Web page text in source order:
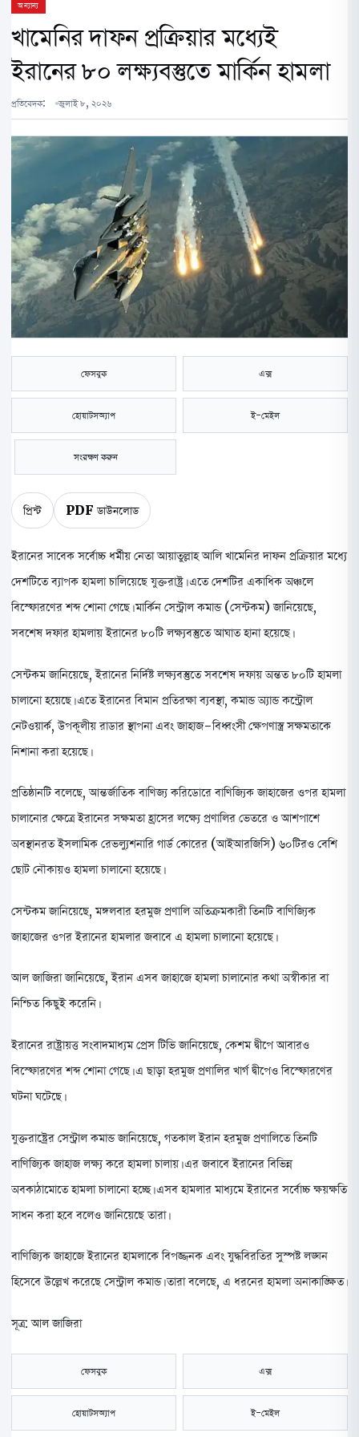
অন্যান্য
খামেনির দাফন প্রক্রিয়ার মধ্যেই
ইরানের ৮০ লক্ষ্যবস্তুতে মার্কিন হামলা
প্রতিবেদক: জুলাই ৮, ২০২৬
ফেসবুক এক্স
হোয়াটসঅ্যাপ ই-মেইল
সংরক্ষণ করুন
প্রিন্ট PDF ডাউনলোড
ইরানের সাবেক সর্বোচ্চ ধর্মীয় নেতা আয়াতুল্লাহ আলি খামেনির দাফন প্রক্রিয়ার মধ্যে
দেশটিতে ব্যাপক হামলা চালিয়েছে যুক্তরাষ্ট্র। এতে দেশটির একাধিক অঞ্চলে
বিস্ফোরণের শব্দ শোনা গেছে। মার্কিন সেন্ট্রাল কমান্ড (সেন্টকম) জানিয়েছে,
সবশেষ দফার হামলায় ইরানের ৮০টি লক্ষ্যবস্তুতে আঘাত হানা হয়েছে।
সেন্টকম জানিয়েছে, ইরানের নির্দিষ্ট লক্ষ্যবস্তুতে সবশেষ দফায় অন্তত ৮০টি হামলা
চালানো হয়েছে। এতে ইরানের বিমান প্রতিরক্ষা ব্যবস্থা, কমান্ড অ্যান্ড কন্ট্রোল
নেটওয়ার্ক, উপকূলীয় রাডার স্থাপনা এবং জাহাজ-বিধ্বংসী ক্ষেপণাস্ত্র সক্ষমতাকে
নিশানা করা হয়েছে।
প্রতিষ্ঠানটি বলেছে, আন্তর্জাতিক বাণিজ্য করিডোরে বাণিজ্যিক জাহাজের ওপর হামলা
চালানোর ক্ষেত্রে ইরানের সক্ষমতা হ্রাসের লক্ষ্যে প্রণালির ভেতরে ও আশপাশে
অবস্থানরত ইসলামিক রেভল্যুশনারি গার্ড কোরের (আইআরজিসি) ৬০টিরও বেশি
ছোট নৌকায়ও হামলা চালানো হয়েছে।
সেন্টকম জানিয়েছে, মঙ্গলবার হরমুজ প্রণালি অতিক্রমকারী তিনটি বাণিজ্যিক
জাহাজের ওপর ইরানের হামলার জবাবে এ হামলা চালানো হয়েছে।
আল জাজিরা জানিয়েছে, ইরান এসব জাহাজে হামলা চালানোর কথা অস্বীকার বা
নিশ্চিত কিছুই করেনি।
ইরানের রাষ্ট্রায়ত্ত সংবাদমাধ্যম প্রেস টিভি জানিয়েছে, কেশম দ্বীপে আবারও
বিস্ফোরণের শব্দ শোনা গেছে। এ ছাড়া হরমুজ প্রণালির খার্গ দ্বীপেও বিস্ফোরণের
ঘটনা ঘটেছে।
যুক্তরাষ্ট্রের সেন্ট্রাল কমান্ড জানিয়েছে, গতকাল ইরান হরমুজ প্রণালিতে তিনটি
বাণিজ্যিক জাহাজ লক্ষ্য করে হামলা চালায়। এর জবাবে ইরানের বিভিন্ন
অবকাঠামোতে হামলা চালানো হচ্ছে। এসব হামলার মাধ্যমে ইরানের সর্বোচ্চ ক্ষয়ক্ষতি
সাধন করা হবে বলেও জানিয়েছে তারা।
বাণিজ্যিক জাহাজে ইরানের হামলাকে বিপজ্জনক এবং যুদ্ধবিরতির সুস্পষ্ট লঙ্ঘন
হিসেবে উল্লেখ করেছে সেন্ট্রাল কমান্ড। তারা বলেছে, এ ধরনের হামলা অনাকাঙ্ক্ষিত।
সূত্র: আল জাজিরা
ফেসবুক এক্স
হোয়াটসঅ্যাপ ই-মেইল